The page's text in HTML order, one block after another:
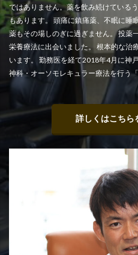
ではありません。薬を飲み続けている
もあります。 頭痛に鎮痛薬、不眠に睡
薬もその場しのぎに過ぎません。 投薬
栄養療法に出会いました。 根本的な治
います。 勤務医を経て2018年4月に神
神科・オーソモレキュラー療法を行う
詳しくはこちら